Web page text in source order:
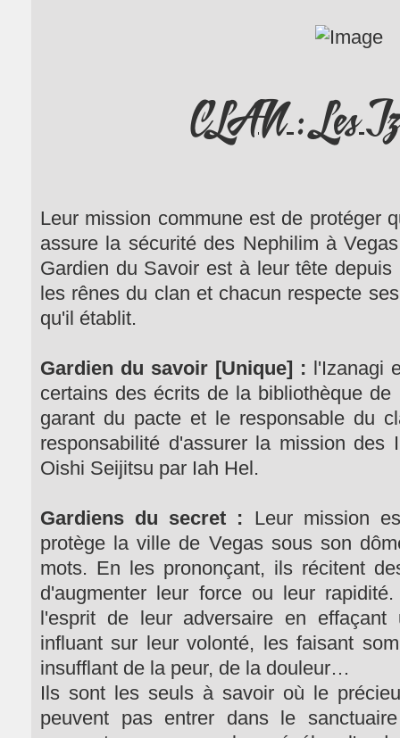
CLAN : Les
Leur mission commune est de protéger
assure la sécurité des Nephilim à
Gardien du Savoir est à leur tête
les rênes du clan et chacun respecte
qu'il établit.
Gardien du savoir [Unique] : l'Izanagi
certains des écrits de la bibliothèque
garant du pacte et le responsable du
responsabilité d'assurer la mission
Oishi Seijitsu par Iah Hel.
Gardiens du secret : Leur mission
protège la ville de Vegas sous son
mots. En les prononçant, ils récitent
d'augmenter leur force ou leur
l'esprit de leur adversaire en
influant sur leur volonté, les faisant
insufflant de la peur, de la douleur…
Ils sont les seuls à savoir où le
peuvent pas entrer dans le